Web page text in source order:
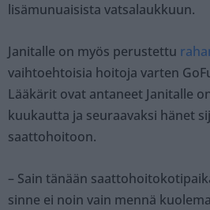
lisämunuaisista vatsalaukkuun.
Janitalle on myös perustettu
vaihtoehtoisia hoitoja varten
Lääkärit ovat antaneet Janitalle
kuukautta ja seuraavaksi hänet
saattohoitoon.
– Sain tänään
sinne ei noin vain mennä